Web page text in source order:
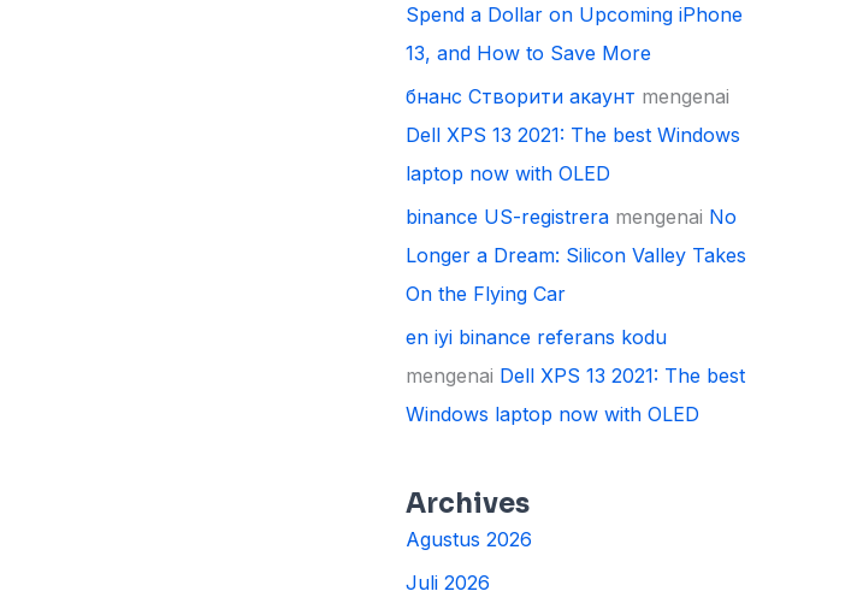
Spend a Dollar on Upcoming iPhone
13, and How to Save More
бнанс Створити акаунт mengenai
Dell XPS 13 2021: The best Windows
laptop now with OLED
binance US-registrera mengenai No
Longer a Dream: Silicon Valley Takes
On the Flying Car
en iyi binance referans kodu
mengenai Dell XPS 13 2021: The best
Windows laptop now with OLED
Archives
Agustus 2026
Juli 2026